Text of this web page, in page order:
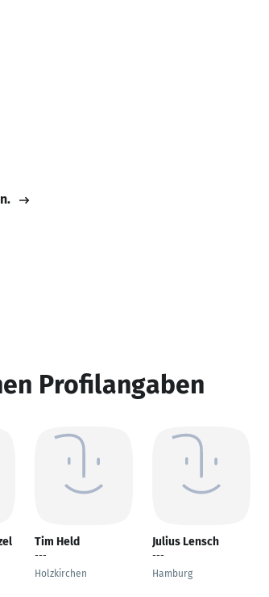
Profilangaben
Tim Held
---
Holzkirchen
Julius Lensch
---
Hamburg